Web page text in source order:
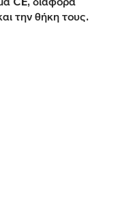
την θήκη τους.